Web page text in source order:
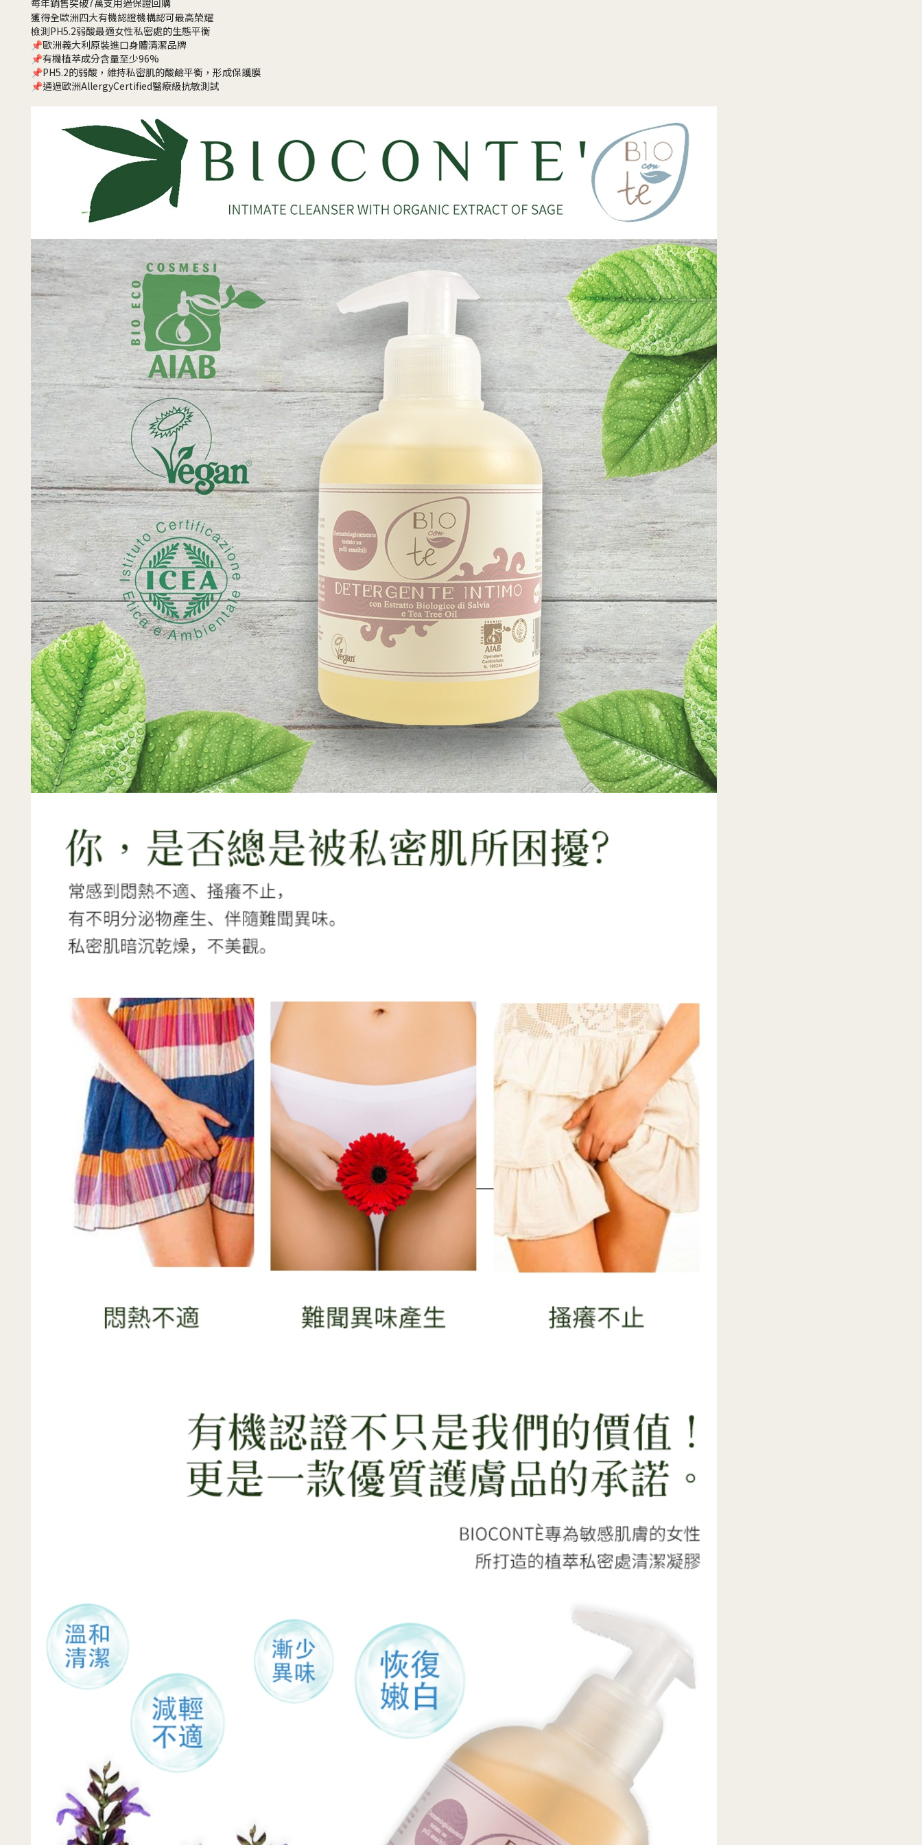
每年銷售突破7萬支用過保證回購
獲得全歐洲四大有機認證機構認可最高榮耀
檢測PH5.2弱酸最適女性私密處的生態平衡
📌歐洲義大利原裝進口身體清潔品牌
📌有機植萃成分含量至少96%
📌PH5.2的弱酸，維持私密肌的酸鹼平衡，形成保護膜
📌通過歐洲AllergyCertified醫療級抗敏測試